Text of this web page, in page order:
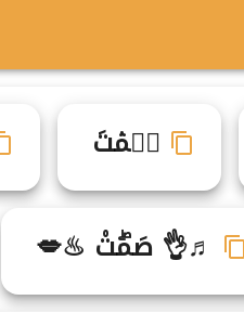
صࣽمۛتَ
♬👌 صَمۖت۠ ♨💋